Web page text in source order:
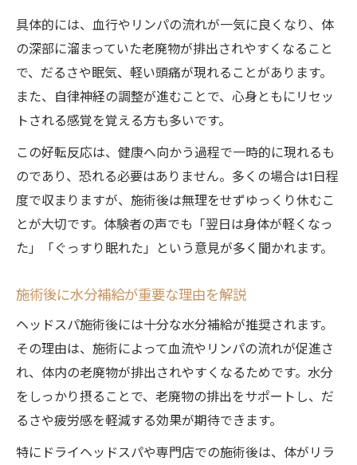
具体的には、血行やリンパの流れが一気に良くなり、体
の深部に溜まっていた老廃物が排出されやすくなること
で、だるさや眠気、軽い頭痛が現れることがあります。
また、自律神経の調整が進むことで、心身ともにリセッ
トされる感覚を覚える方も多いです。
この好転反応は、健康へ向かう過程で一時的に現れるも
のであり、恐れる必要はありません。多くの場合は1日程
度で収まりますが、施術後は無理をせずゆっくり休むこ
とが大切です。体験者の声でも「翌日は身体が軽くなっ
た」「ぐっすり眠れた」という意見が多く聞かれます。
施術後に水分補給が重要な理由を解説
ヘッドスパ施術後には十分な水分補給が推奨されます。
その理由は、施術によって血流やリンパの流れが促進さ
れ、体内の老廃物が排出されやすくなるためです。水分
をしっかり摂ることで、老廃物の排出をサポートし、だ
るさや疲労感を軽減する効果が期待できます。
特にドライヘッドスパや専門店での施術後は、体がリラ